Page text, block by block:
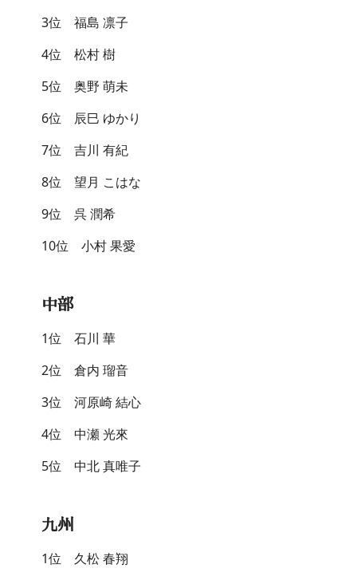
3位 福島 凛子
4位 松村 樹
5位 奥野 萌未
6位 辰巳 ゆかり
7位 吉川 有紀
8位 望月 こはな
9位 呉 潤希
10位 小村 果愛
中部
1位 石川 華
2位 倉内 瑠音
3位 河原崎 結心
4位 中瀬 光來
5位 中北 真唯子
九州
1位 久松 春翔